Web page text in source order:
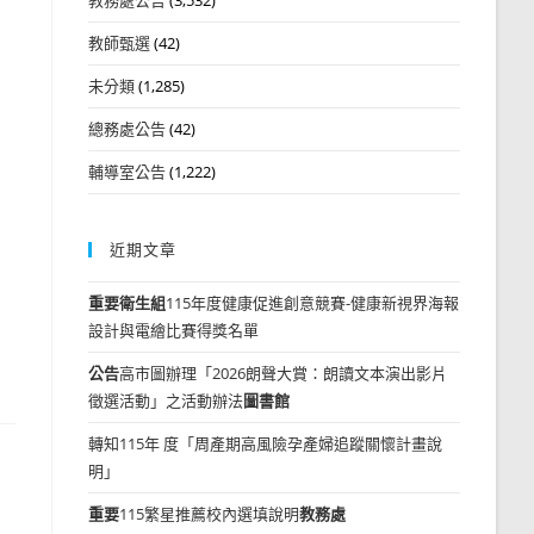
教師甄選(42)
未分類(1,285)
總務處公告(42)
輔導室公告(1,222)
近期文章
重要衛生組115年度健康促進創意競賽-健康新視界海報
設計與電繪比賽得獎名單
公告高市圖辦理「2026朗聲大賞：朗讀文本演出影片
徵選活動」之活動辦法圖書館
轉知115年 度「周產期高風險孕產婦追蹤關懷計畫說
明」
重要115繁星推薦校內選填說明教務處